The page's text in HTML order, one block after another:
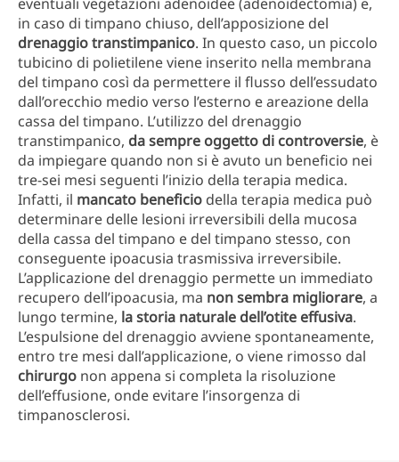
in caso di timpano chiuso, dell’apposizione del
drenaggio transtimpanico. In questo caso, un piccolo
tubicino di polietilene viene inserito nella membrana
del timpano così da permettere il flusso dell’essudato
dall’orecchio medio verso l’esterno e areazione della
cassa del timpano. L’utilizzo del drenaggio
transtimpanico, da sempre oggetto di controversie, è
da impiegare quando non si è avuto un beneficio nei
tre-sei mesi seguenti l’inizio della terapia medica.
Infatti, il mancato beneficio della terapia medica può
determinare delle lesioni irreversibili della mucosa
della cassa del timpano e del timpano stesso, con
conseguente ipoacusia trasmissiva irreversibile.
L’applicazione del drenaggio permette un immediato
recupero dell’ipoacusia, ma non sembra migliorare, a
lungo termine, la storia naturale dell’otite effusiva.
L’espulsione del drenaggio avviene spontaneamente,
entro tre mesi dall’applicazione, o viene rimosso dal
chirurgo non appena si completa la risoluzione
dell’effusione, onde evitare l’insorgenza di
timpanosclerosi.